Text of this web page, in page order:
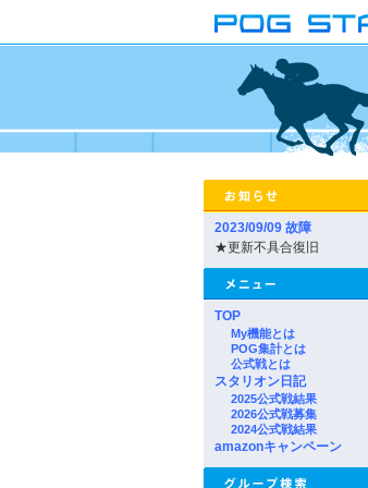
2023/09/09 故障
★更新不具合復旧
TOP
My機能とは
POG集計とは
公式戦とは
スタリオン日記
2025公式戦結果
2026公式戦募集
2024公式戦結果
amazonキャンペーン